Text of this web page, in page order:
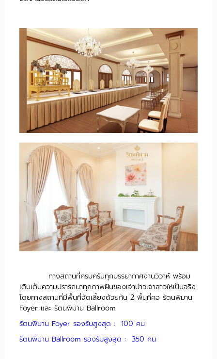
ทางสถานที่ครบครันทุกบรรยากาศงานวิวาห์ พร้อม
เติมเต็มความปรารถนาทุกภาพฝันของเจ้าบ่าวเจ้าสาวให้เป็นจริง
โดยทางสถานที่มีพื้นที่จัดเลี้ยงด้วยกัน 2 พื้นที่คอ รัตนพิมาน
Foyer และ รัตนพิมาน Ballroom
รัตนพิมาน Foyer รองรับสูงสุด : 100 คน
รัตนพิมาน Ballroom รองรับสูงสุด : 350 คน